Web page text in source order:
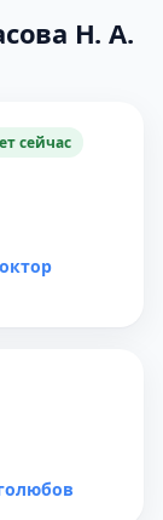
Н. А.
сейчас